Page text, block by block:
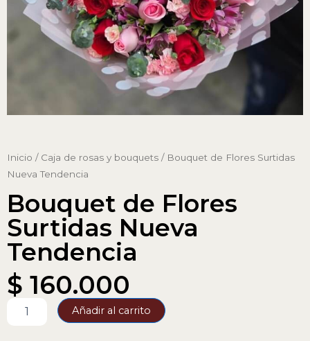
Inicio / Caja de rosas y bouquets / Bouquet de Flores Surtidas
Nueva Tendencia
Bouquet de Flores
Surtidas Nueva
Tendencia
$ 160.000
Añadir al carrito